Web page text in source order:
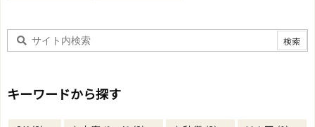
キーワードから探す